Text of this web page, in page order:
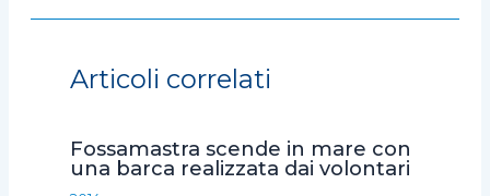
c
b
o
i
t
r
a
s
p
a
l
n
i
i
Articoli correlati
Fossamastra scende in mare con
una barca realizzata dai volontari